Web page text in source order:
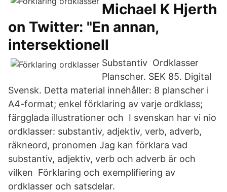
Michael K Hjerth
on Twitter: "En annan,
intersektionell
Substantiv Ordklasser
Planscher. SEK 85. Digital
Svensk. Detta material innehåller: 8 planscher i
A4-format; enkel förklaring av varje ordklass;
färgglada illustrationer och I svenskan har vi nio
ordklasser: substantiv, adjektiv, verb, adverb,
räkneord, pronomen Jag kan förklara vad
substantiv, adjektiv, verb och adverb är och
vilken Förklaring och exemplifiering av
ordklasser och satsdelar.